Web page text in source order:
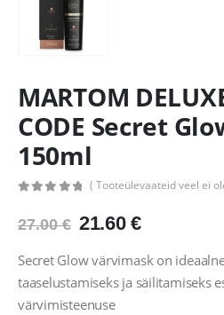
MARTOM
CODE Secret
150ml
( Tooteülevaateid veel ei
27.00€ Algne
oli:
27.00 €.
21.60 €Praegune
on:
21.60 €.
Secret Glow värvimask on
taaselustamiseks ja säilitamiseks
värvimisteenuse